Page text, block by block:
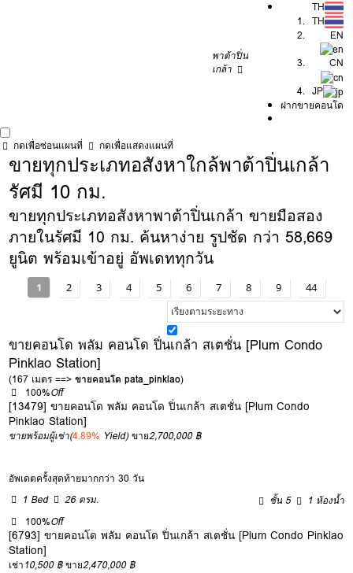
พาต้าปิ่น
เกล้า
TH
TH
EN
CN
JP
ฝากขายคอนโด
กดเพื่อซ่อนแผนที่ กดเพื่อแสดงแผนที่
ขายทุกประเภทอสังหาใกล้พาต้าปิ่นเกล้า
รัศมี 10 กม.
ขายทุกประเภทอสังหาพาต้าปิ่นเกล้า ขายมือสอง
ภายในรัศมี 10 กม. ค้นหาง่าย รูปชัด กว่า 58,669
ยูนิต พร้อมเข้าอยู่ อัพเดททุกวัน
1 2 3 4 5 6 7 8 9 44
ขายคอนโด พลัม คอนโด ปิ่นเกล้า สเตชั่น [Plum Condo
Pinklao Station]
(167 เมตร ==>ขายคอนโด pata_pinklao)
100%Off
[13479] ขายคอนโด พลัม คอนโด ปิ่นเกล้า สเตชั่น [Plum Condo
Pinklao Station]
ขายพร้อมผู้เช่า(4.89% Yield) ขาย2,700,000 ฿
อัพเดตครั้งสุดท้ายมากกว่า 30 วัน
1 Bed
26 ตรม. ชั้น 5
1 ห้องน้ำ
100%Off
[6793] ขายคอนโด พลัม คอนโด ปิ่นเกล้า สเตชั่น [Plum Condo Pinklao
Station]
เช่า10,500 ฿ ขาย2,470,000 ฿